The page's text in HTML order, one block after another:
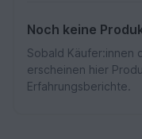
Noch keine
Sobald Käufer:innen
erscheinen hier
Erfahrungsberichte.